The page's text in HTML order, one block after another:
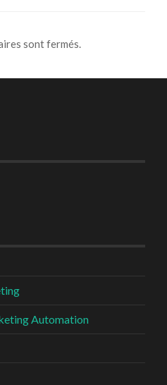
sont fermés.
Automation